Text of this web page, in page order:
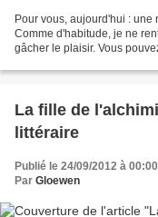
Pour vous, aujourd'hui :
Comme d'habitude, je ne
gâcher le plaisir. Vous
La fille de
littéraire
Publié le 24/09/2012 à 00:00
Par Gloewen